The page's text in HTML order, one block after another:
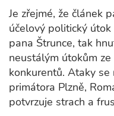
Je zřejmé, že článek
účelový politický
pana Štrunce, tak
neustálým útokům
konkurentů. Ataky
primátora Plzně,
potvrzuje strach a